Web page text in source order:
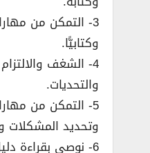
3- التمكن من
وكتابيًّا.
4- الشغف
والتحديات.
5- التمكن من
وتحديد المشكلات
6- نوصي بقراءة